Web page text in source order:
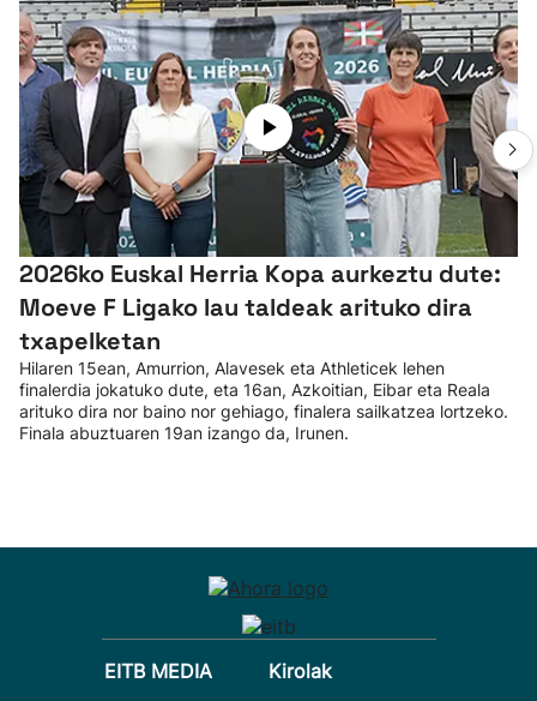
2026ko Euskal Herria Kopa aurkeztu dute:
Moeve F Ligako lau taldeak arituko dira
txapelketan
Hilaren 15ean, Amurrion, Alavesek eta Athleticek lehen
finalerdia jokatuko dute, eta 16an, Azkoitian, Eibar eta Reala
arituko dira nor baino nor gehiago, finalera sailkatzea lortzeko.
Finala abuztuaren 19an izango da, Irunen.
EITB MEDIA
Kirolak